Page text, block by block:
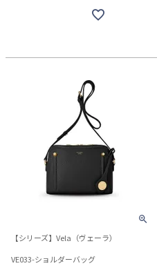
【シリーズ】Vela（ヴェーラ）
VE033-ショルダーバッグ